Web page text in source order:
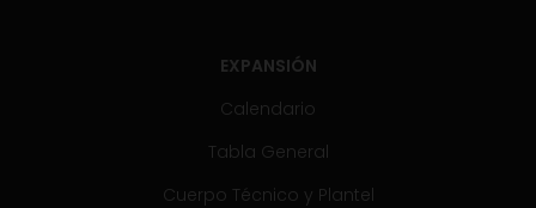
EXPANSIÓN
Calendario
Tabla General
Cuerpo Técnico y Plantel